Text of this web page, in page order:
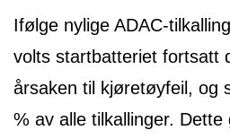
Ifølge nylige ADAC-
volts startbatteriet fortsatt
årsaken til kjøretøyfeil, og
% av alle tilkallinger. Dette